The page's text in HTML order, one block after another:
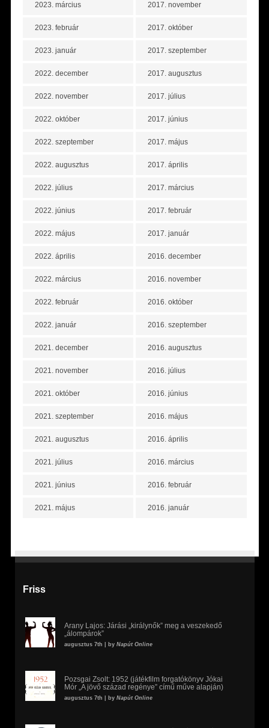
2023. március
2023. február
2023. január
2022. december
2022. november
2022. október
2022. szeptember
2022. augusztus
2022. július
2022. június
2022. május
2022. április
2022. március
2022. február
2022. január
2021. december
2021. november
2021. október
2021. szeptember
2021. augusztus
2021. július
2021. június
2021. május
2017. november
2017. október
2017. szeptember
2017. augusztus
2017. július
2017. június
2017. május
2017. április
2017. március
2017. február
2017. január
2016. december
2016. november
2016. október
2016. szeptember
2016. augusztus
2016. július
2016. június
2016. május
2016. április
2016. március
2016. február
2016. január
Friss
Arany Lajos: Járási „királynők” meg a veszekedő
„álompárok”
augusztus 7th | by Napút Online
Pozsgai Zsolt: 1952 (játékfilm forgatókönyv Jókai
Mór „A jövő század regénye” című műve alapján)
augusztus 7th | by Napút Online